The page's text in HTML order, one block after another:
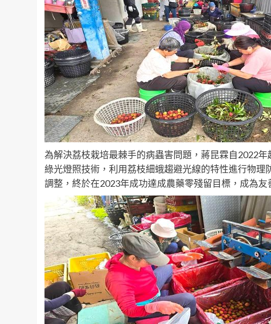
為解決荔枝栽培最棘手的病蟲害問題，蔣昆霖自2022
綠光燈照技術，利用荔枝細蛾趨避光線的特性進行物
調整，終於在2023年成功達成農藥零殘留目標，成為友